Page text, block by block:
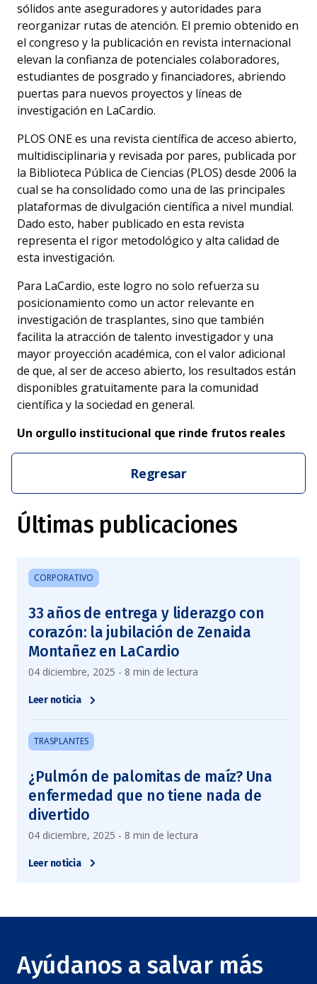
sólidos ante aseguradores y autoridades para
reorganizar rutas de atención. El premio obtenido en
el congreso y la publicación en revista internacional
elevan la confianza de potenciales colaboradores,
estudiantes de posgrado y financiadores, abriendo
puertas para nuevos proyectos y líneas de
investigación en LaCardio.
PLOS ONE es una revista científica de acceso abierto,
multidisciplinaria y revisada por pares, publicada por
la Biblioteca Pública de Ciencias (PLOS) desde 2006 la
cual se ha consolidado como una de las principales
plataformas de divulgación científica a nivel mundial.
Dado esto, haber publicado en esta revista
representa el rigor metodológico y alta calidad de
esta investigación.
Para LaCardio, este logro no solo refuerza su
posicionamiento como un actor relevante en
investigación de trasplantes, sino que también
facilita la atracción de talento investigador y una
mayor proyección académica, con el valor adicional
de que, al ser de acceso abierto, los resultados están
disponibles gratuitamente para la comunidad
científica y la sociedad en general.
Un orgullo institucional que rinde frutos reales
Regresar
Últimas publicaciones
CORPORATIVO
33 años de entrega y liderazgo con
corazón: la jubilación de Zenaida
Montañez en LaCardio
04 diciembre, 2025 - 8 min de lectura
Leer noticia
TRASPLANTES
¿Pulmón de palomitas de maíz? Una
enfermedad que no tiene nada de
divertido
04 diciembre, 2025 - 8 min de lectura
Leer noticia
Ayúdanos a salvar más